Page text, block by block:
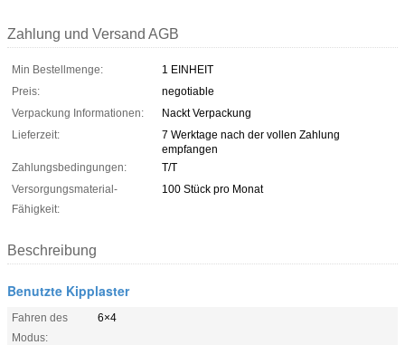
Zahlung und Versand AGB
Min Bestellmenge:
1 EINHEIT
Preis:
negotiable
Verpackung Informationen:
Nackt Verpackung
Lieferzeit:
7 Werktage nach der vollen Zahlung
empfangen
Zahlungsbedingungen:
T/T
Versorgungsmaterial-
Fähigkeit:
100 Stück pro Monat
Beschreibung
Benutzte Kipplaster
Fahren des
Modus:
6×4